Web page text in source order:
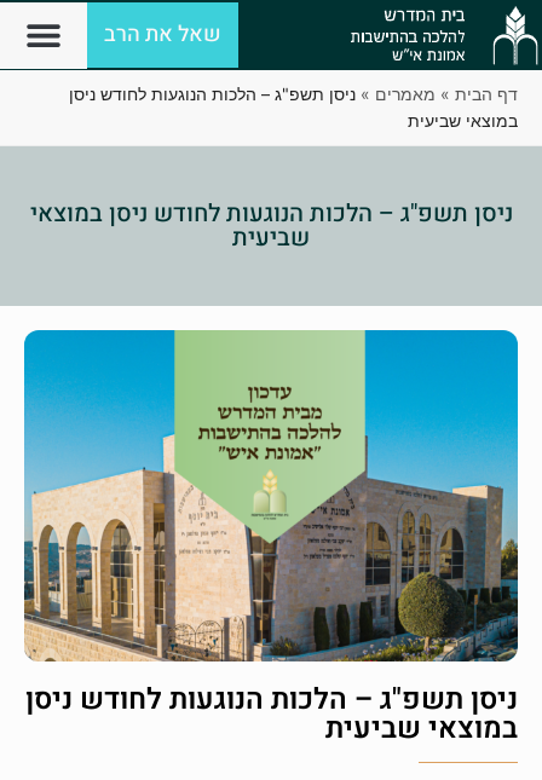
שאל את הרב
דף הבית » מאמרים » ניסן תשפ"ג – הלכות הנוגעות לחודש ניסן
במוצאי שביעית
ניסן תשפ"ג – הלכות הנוגעות לחודש ניסן במוצאי
שביעית
ניסן תשפ"ג – הלכות הנוגעות לחודש ניסן
במוצאי שביעית